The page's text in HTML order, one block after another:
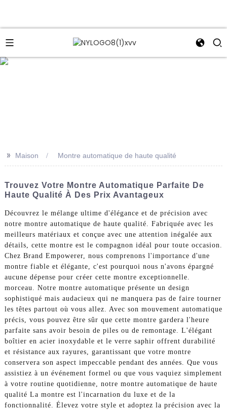
>> Maison Montre automatique de haute qualité
Trouvez Votre Montre Automatique Parfaite De
Haute Qualité À Des Prix Avantageux
Découvrez le mélange ultime d'élégance et de précision avec
notre montre automatique de haute qualité. Fabriquée avec les
meilleurs matériaux et conçue avec une attention inégalée aux
détails, cette montre est le compagnon idéal pour toute occasion.
Chez Brand Empowerer, nous comprenons l'importance d'une
montre fiable et élégante, c'est pourquoi nous n'avons épargné
aucune dépense pour créer cette montre exceptionnelle.
morceau. Notre montre automatique présente un design
sophistiqué mais audacieux qui ne manquera pas de faire tourner
les têtes partout où vous allez. Avec son mouvement automatique
précis, vous pouvez être sûr que cette montre gardera l'heure
parfaite sans avoir besoin de piles ou de remontage. L'élégant
boîtier en acier inoxydable et le verre saphir offrent durabilité
et résistance aux rayures, garantissant que votre montre
conservera son aspect impeccable pendant des années. Que vous
assistiez à un événement formel ou que vous vaquiez simplement
à votre routine quotidienne, notre montre automatique de haute
qualité La montre est l'incarnation du luxe et de la
fonctionnalité. Élevez votre style et adoptez la précision avec la